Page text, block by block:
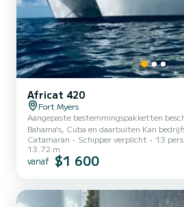
Africat 420
Fort Myers
Aangepaste bestemmingspakketten
Bahama's, Cuba en daarbuiten Kan bedrijfsevenementen en
vrijgezellenfeesten etc. organiseren met catering
Catamaran Schipper verplicht 13 pers.
13.72 m
vanaf $1 600